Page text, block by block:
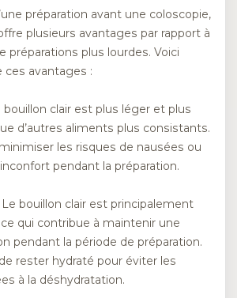
préparation avant une coloscopie,
plusieurs avantages par rapport à
préparations plus lourdes. Voici
ces avantages :
bouillon clair est plus léger et plus
d’autres aliments plus consistants.
les risques de nausées ou
pendant la préparation.
Le bouillon clair est principalement
qui contribue à maintenir une
pendant la période de préparation.
rester hydraté pour éviter les
à la déshydratation.